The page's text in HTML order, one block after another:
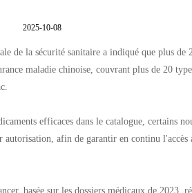
2025-10-08
la sécurité sanitaire a indiqué que plus de
maladie chinoise, couvrant plus de 20
efficaces dans le catalogue, certains
autorisation, afin de garantir en continu l'accès
basée sur les dossiers médicaux de 2023,